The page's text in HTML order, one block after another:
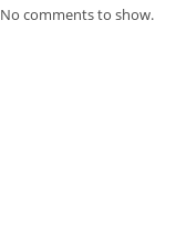
No comments to show.